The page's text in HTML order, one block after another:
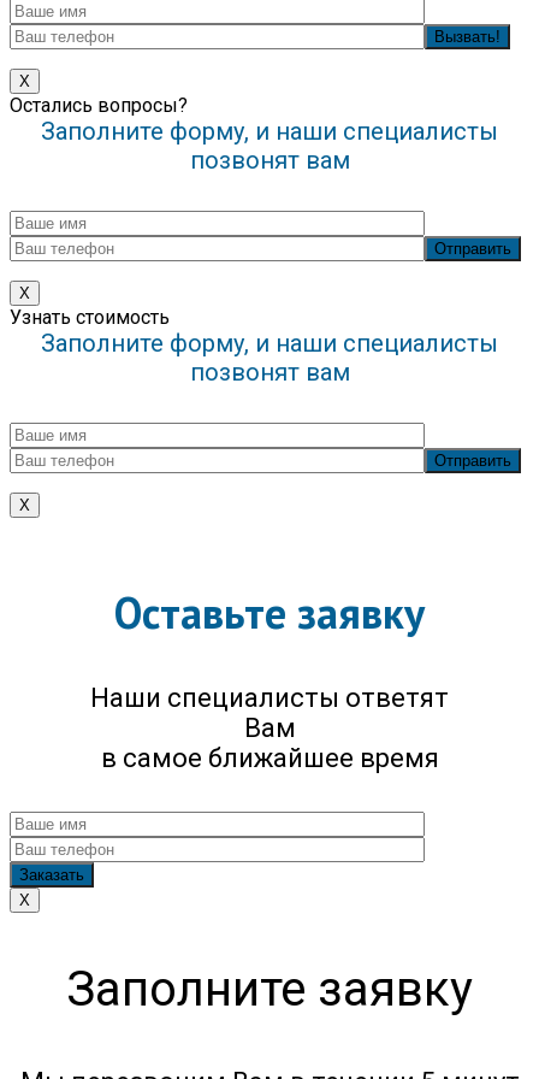
X
Остались вопросы?
Заполните форму, и наши специалисты
позвонят вам
Х
Узнать стоимость
Заполните форму, и наши специалисты
позвонят вам
X
Оставьте заявку
Наши специалисты ответят
Вам
в самое ближайшее время
X
Заполните заявку